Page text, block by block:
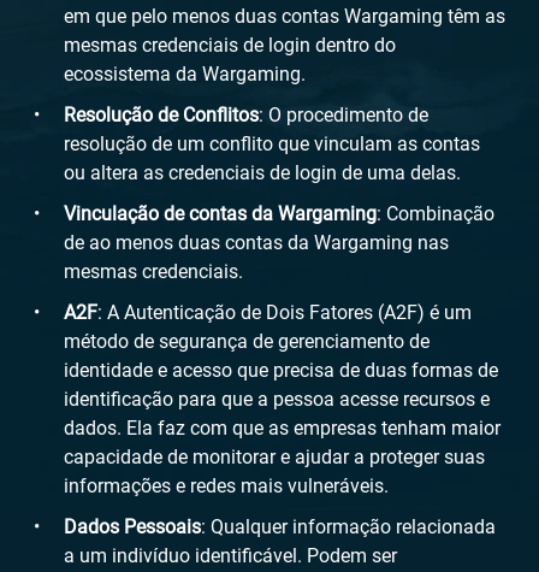
em que pelo menos duas contas Wargaming têm as
mesmas credenciais de login dentro do
ecossistema da Wargaming.
Resolução de Conflitos: O procedimento de
resolução de um conflito que vinculam as contas
ou altera as credenciais de login de uma delas.
Vinculação de contas da Wargaming: Combinação
de ao menos duas contas da Wargaming nas
mesmas credenciais.
A2F: A Autenticação de Dois Fatores (A2F) é um
método de segurança de gerenciamento de
identidade e acesso que precisa de duas formas de
identificação para que a pessoa acesse recursos e
dados. Ela faz com que as empresas tenham maior
capacidade de monitorar e ajudar a proteger suas
informações e redes mais vulneráveis.
Dados Pessoais: Qualquer informação relacionada
a um indivíduo identificável. Podem ser